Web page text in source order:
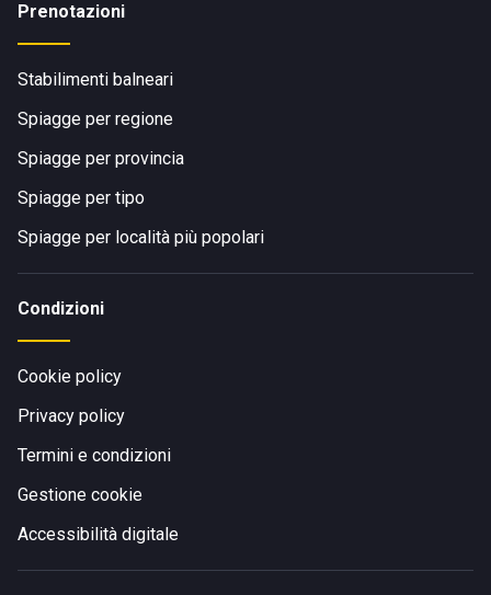
Prenotazioni
Stabilimenti balneari
Spiagge per regione
Spiagge per provincia
Spiagge per tipo
Spiagge per località più popolari
Condizioni
Cookie policy
Privacy policy
Termini e condizioni
Gestione cookie
Accessibilità digitale